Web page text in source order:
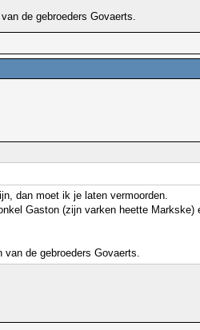
de gebroeders Govaerts.
dan moet ik je laten vermoorden.
Gaston (zijn varken heette
de gebroeders Govaerts.